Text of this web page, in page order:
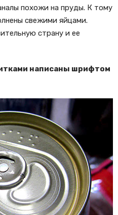
похожи на пруды. К тому
свежими яйцами.
страну и ее
написаны шрифтом